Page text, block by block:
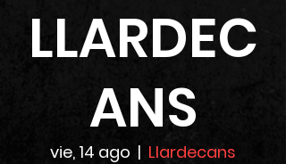
LLARDEC
ANS
vie, 14 ago
  |
Llardecans